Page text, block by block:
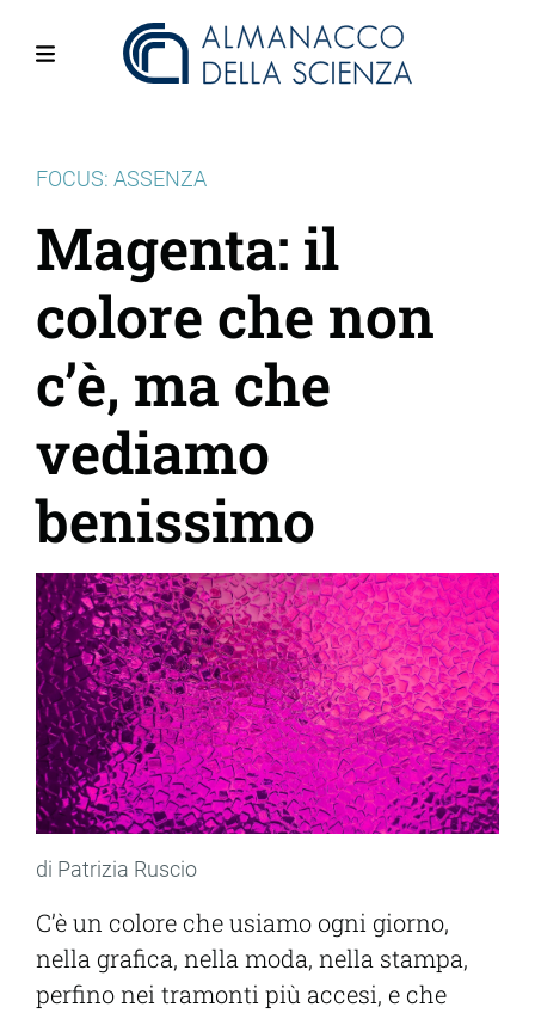
FOCUS: ASSENZA
Magenta: il
colore che non
c’è, ma che
vediamo
benissimo
di Patrizia Ruscio
C’è un colore che usiamo ogni giorno,
nella grafica, nella moda, nella stampa,
perfino nei tramonti più accesi, e che